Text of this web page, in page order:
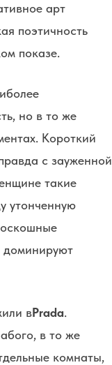
арт
поэтичность
показе.
но в то же
Короткий
с зауженной
такие
утонченную
доминируют
вPrada.
в то же
комнаты,